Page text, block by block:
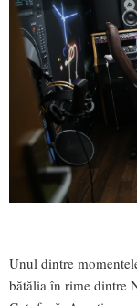
Unul dintre
bătălia în rime dintre